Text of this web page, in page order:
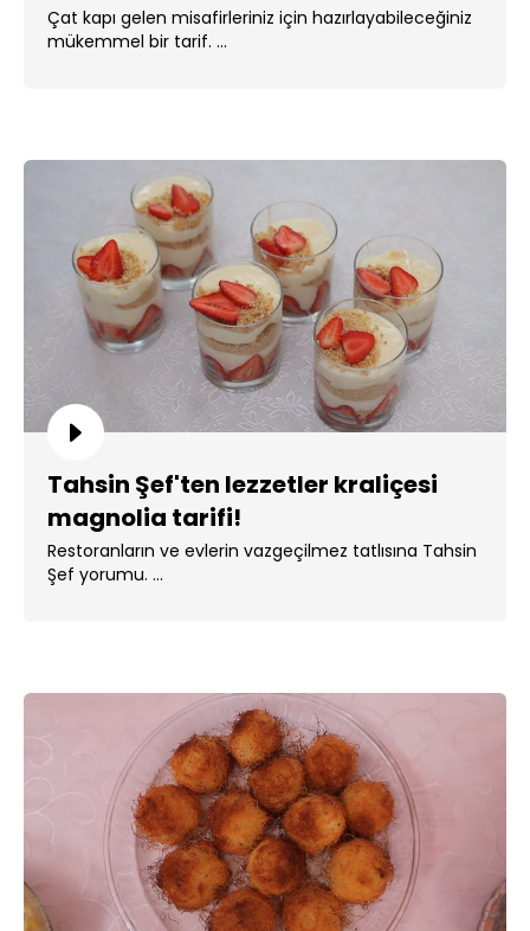
Çat kapı gelen misafirleriniz için hazırlayabileceğiniz
mükemmel bir tarif. ...
Tahsin Şef'ten lezzetler kraliçesi
magnolia tarifi!
Restoranların ve evlerin vazgeçilmez tatlısına Tahsin
Şef yorumu. ...